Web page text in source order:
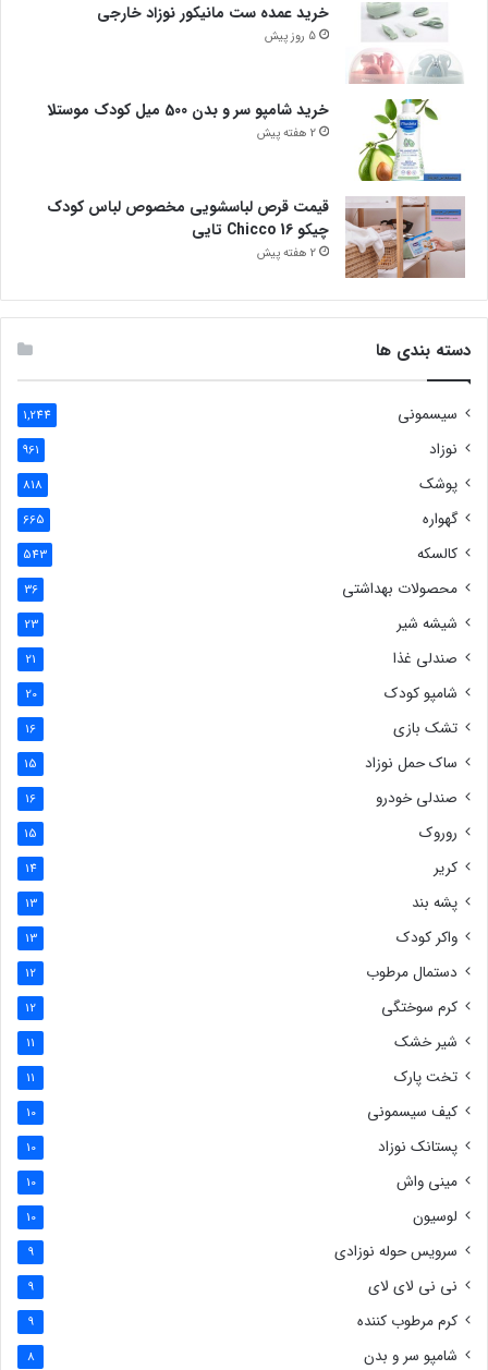
خرید عمده ست مانیکور نوزاد خارجی
5 روز پیش
خرید شامپو سر و بدن 500 میل کودک موستلا
2 هفته پیش
قیمت قرص لباسشویی مخصوص لباس کودک
چیکو Chicco 16 تایی
2 هفته پیش
دسته بندی ها
سیسمونی 1,244
نوزاد 961
پوشک 818
گهواره 665
کالسکه 543
محصولات بهداشتی 36
شیشه شیر 23
صندلی غذا 21
شامپو کودک 20
تشک بازی 16
ساک حمل نوزاد 15
صندلی خودرو 16
روروک 15
کریر 14
پشه بند 13
واکر کودک 13
دستمال مرطوب 12
کرم سوختگی 12
شیر خشک 11
تخت پارک 11
کیف سیسمونی 10
پستانک نوزاد 10
مینی واش 10
لوسیون 10
سرویس حوله نوزادی 9
نی نی لای لای 9
کرم مرطوب کننده 9
شامپو سر و بدن 8